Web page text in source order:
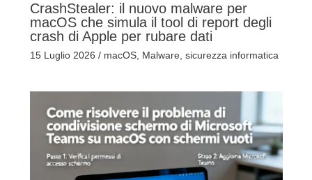
CrashStealer: il nuovo malware per
macOS che simula il tool di report degli
crash di Apple per rubare dati
15 Luglio 2026 / macOS, Malware, sicurezza informatica